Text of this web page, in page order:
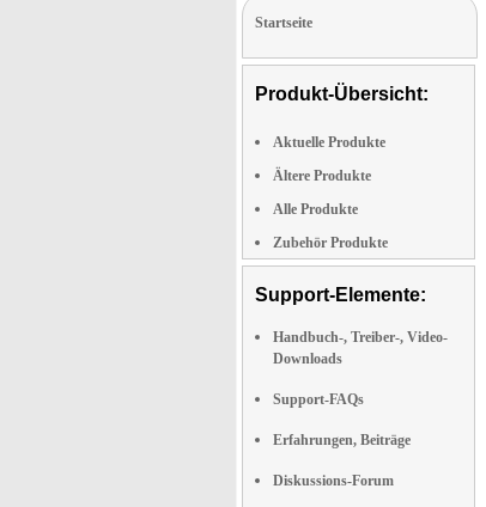
Startseite
Produkt-Übersicht:
Aktuelle Produkte
Ältere Produkte
Alle Produkte
Zubehör Produkte
Support-Elemente:
Handbuch-, Treiber-, Video-
Downloads
Support-FAQs
Erfahrungen, Beiträge
Diskussions-Forum